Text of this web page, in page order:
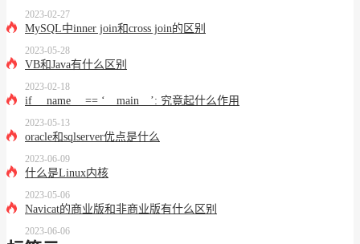
2023-02-27
MySQL中inner join和cross join的区别
2023-05-28
VB和Java有什么区别
2023-02-18
if __name__ == ‘__main__’: 究竟起什么作用
2023-05-13
oracle和sqlserver优点是什么
2023-06-09
什么是Linux内核
2023-05-06
Navicat的商业版和非商业版有什么区别
2023-06-06